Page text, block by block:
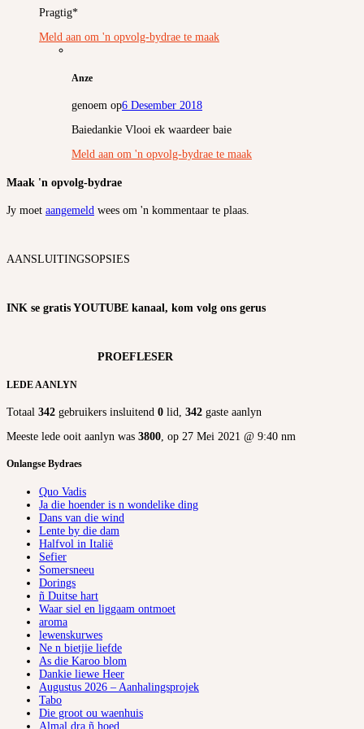
Pragtig*
Meld aan om 'n opvolg-bydrae te maak
Anze
genoem op6 Desember 2018
Baiedankie Vlooi ek waardeer baie
Meld aan om 'n opvolg-bydrae te maak
Maak 'n opvolg-bydrae
Jy moet aangemeld wees om 'n kommentaar te plaas.
AANSLUITINGSOPSIES
INK se gratis YOUTUBE kanaal, kom volg ons gerus
PROEFLESER
LEDE AANLYN
Totaal 342 gebruikers insluitend 0 lid, 342 gaste aanlyn
Meeste lede ooit aanlyn was 3800, op 27 Mei 2021 @ 9:40 nm
Onlangse Bydraes
Quo Vadis
Ja die hoender is n wondelike ding
Dans van die wind
Lente by die dam
Halfvol in Italië
Sefier
Somersneeu
Dorings
ñ Duitse hart
Waar siel en liggaam ontmoet
aroma
lewenskurwes
Ne n bietjie liefde
As die Karoo blom
Dankie liewe Heer
Augustus 2026 – Aanhalingsprojek
Tabo
Die groot ou waenhuis
Almal dra ñ hoed